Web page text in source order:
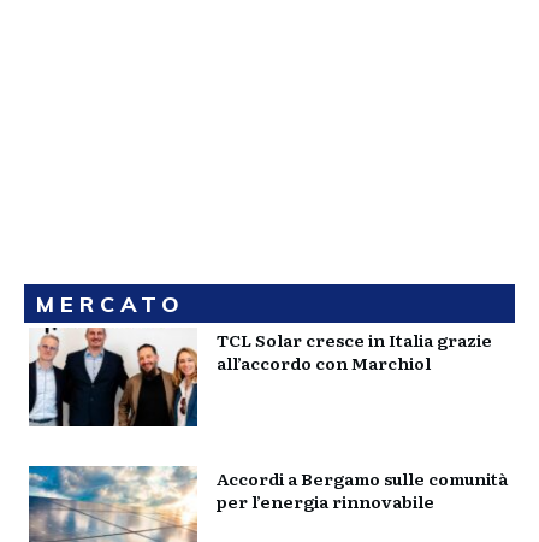
MERCATO
TCL Solar cresce in Italia grazie
all’accordo con Marchiol
Accordi a Bergamo sulle comunità
per l’energia rinnovabile